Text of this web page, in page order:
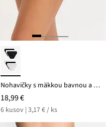
Nohavičky s mäkkou bavnou a srdiečkovou potlačou (6 ks)
18,99 €
6 kusov | 3,17 € / ks